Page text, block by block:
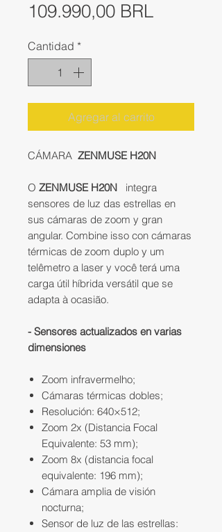
109.990,00 BRLPrecio
Cantidad *
Agregar al carrito
CÁMARA ZENMUSE H20N
O ZENMUSE H20N integra
sensores de luz das estrellas en
sus cámaras de zoom y gran
angular. Combine isso con cámaras
térmicas de zoom duplo y um
telêmetro a laser y você terá uma
carga útil híbrida versátil que se
adapta à ocasião.
- Sensores actualizados en varias
dimensiones
Zoom infravermelho;
Cámaras térmicas dobles;
Resolución: 640×512;
Zoom 2x (Distancia Focal
Equivalente: 53 mm);
Zoom 8x (distancia focal
equivalente: 196 mm);
Cámara amplia de visión
nocturna;
Sensor de luz de las estrellas: